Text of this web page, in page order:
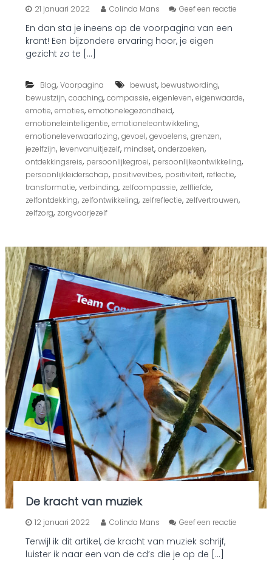
21 januari 2022 Colinda Mans Geef een reactieo
a
En dan sta je ineens op de voorpagina van een
krant! Een bijzondere ervaring hoor, je eigen
gezicht zo te […]
Blog, Voorpagina bewust, bewustwording,
bewustzijn, coaching, compassie, eigenleven, eigenwaarde,
emotie, emoties, emotionelegezondheid,
emotioneleintelligentie, emotioneleontwikkeling,
emotioneleverwaarlozing, gevoel, gevoelens, grenzen,
jezelfzijn, levenvanuitjezelf, mindset, onderzoeken,
ontdekkingsreis, persoonlijkegroei, persoonlijkeontwikkeling,
persoonlijkleiderschap, positivevibes, positiviteit, reflectie,
transformatie, verbinding, zelfcompassie, zelfliefde,
zelfontdekking, zelfontwikkeling, zelfreflectie, zelfvertrouwen,
zelfzorg, zorgvoorjezelf
De kracht van muziek
12 januari 2022 Colinda Mans Geef een reactieo
Terwijl ik dit artikel, de kracht van muziek schrijf,
luister ik naar een van de cd’s die je op de […]